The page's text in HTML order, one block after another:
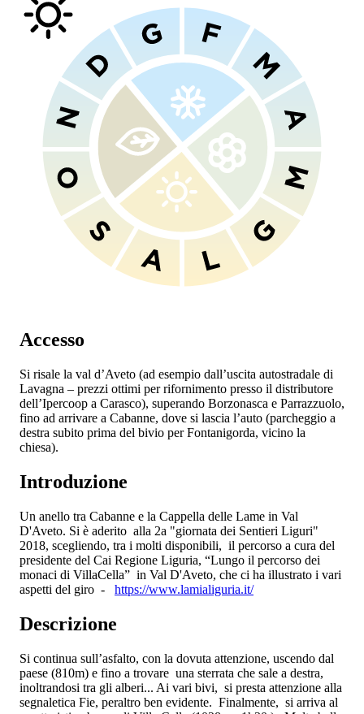
Accesso
Si risale la val d’Aveto (ad esempio dall’uscita autostradale di
Lavagna – prezzi ottimi per rifornimento presso il distributore
dell’Ipercoop a Carasco), superando Borzonasca e Parrazzuolo,
fino ad arrivare a Cabanne, dove si lascia l’auto (parcheggio a
destra subito prima del bivio per Fontanigorda, vicino la
chiesa).
Introduzione
Un anello tra Cabanne e la Cappella delle Lame in Val
D'Aveto. Si è aderito alla 2a "giornata dei Sentieri Liguri"
2018, scegliendo, tra i molti disponibili, il percorso a cura del
presidente del Cai Regione Liguria, “Lungo il percorso dei
monaci di VillaCella” in Val D'Aveto, che ci ha illustrato i vari
aspetti del giro - https://www.lamialiguria.it/
Descrizione
Si continua sull’asfalto, con la dovuta attenzione, uscendo dal
paese (810m) e fino a trovare una sterrata che sale a destra,
inoltrandosi tra gli alberi... Ai vari bivi, si presta attenzione alla
segnaletica Fie, peraltro ben evidente. Finalmente, si arriva al